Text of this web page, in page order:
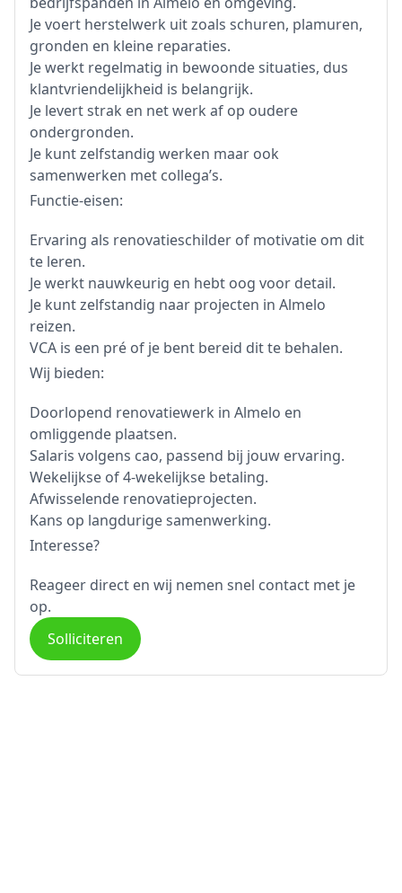
Je voert herstelwerk uit zoals schuren, plamuren,
gronden en kleine reparaties.
Je werkt regelmatig in bewoonde situaties, dus
klantvriendelijkheid is belangrijk.
Je levert strak en net werk af op oudere
ondergronden.
Je kunt zelfstandig werken maar ook
samenwerken met collega’s.
Functie-eisen:
Ervaring als renovatieschilder of motivatie om dit
te leren.
Je werkt nauwkeurig en hebt oog voor detail.
Je kunt zelfstandig naar projecten in Almelo
reizen.
VCA is een pré of je bent bereid dit te behalen.
Wij bieden:
Doorlopend renovatiewerk in Almelo en
omliggende plaatsen.
Salaris volgens cao, passend bij jouw ervaring.
Wekelijkse of 4-wekelijkse betaling.
Afwisselende renovatieprojecten.
Kans op langdurige samenwerking.
Interesse?
Reageer direct en wij nemen snel contact met je
op.
Solliciteren